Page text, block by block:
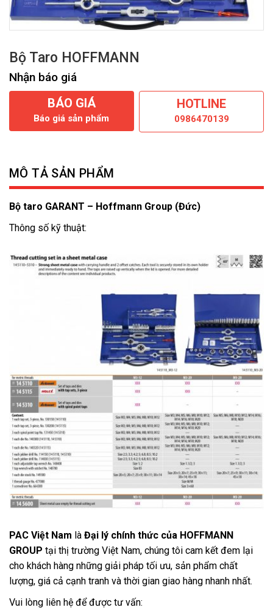
Bộ Taro HOFFMANN
Nhận báo giá
BÁO GIÁ
Báo giá sản phẩm
HOTLINE
0986470139
MÔ TẢ SẢN PHẨM
Bộ taro GARANT – Hoffmann Group (Đức)
Thông số kỹ thuật:
PAC Việt Nam là Đại lý chính thức của HOFFMANN
GROUP tại thị trường Việt Nam, chúng tôi cam kết đem lại
cho khách hàng những giải pháp tối ưu, sản phẩm chất
lượng, giá cả cạnh tranh và thời gian giao hàng nhanh nhất.
Vui lòng liên hệ để được tư vấn: